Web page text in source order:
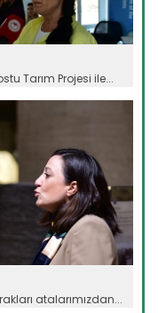
Tarım Projesi ile...
atalarımızdan...